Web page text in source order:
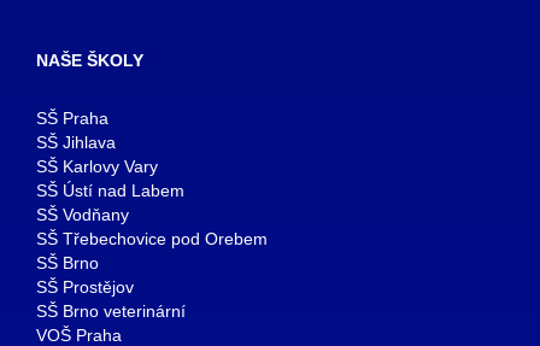
NAŠE ŠKOLY
SŠ Praha
SŠ Jihlava
SŠ Karlovy Vary
SŠ Ústí nad Labem
SŠ Vodňany
SŠ Třebechovice pod Orebem
SŠ Brno
SŠ Prostějov
SŠ Brno veterinární
VOŠ Praha